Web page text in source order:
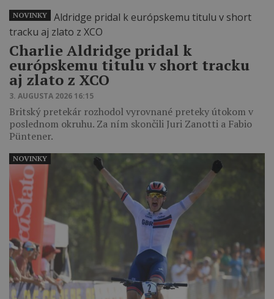
Charlie Aldridge pridal k
európskemu titulu v short tracku
aj zlato z XCO
3. AUGUSTA 2026 16:15
Britský pretekár rozhodol vyrovnané preteky útokom v
poslednom okruhu. Za ním skončili Juri Zanotti a Fabio
Püntener.
NOVINKY
NOVINKY